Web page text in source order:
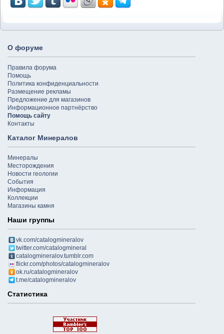
О форуме
Правила форума
Помощь
Политика конфиденциальности
Размещение рекламы
Предложение для магазинов
Информационное партнёрство
Помощь сайту
Контакты
Каталог Минералов
Минералы
Месторождения
Новости геологии
События
Информация
Коллекции
Магазины камня
Наши группы
vk.com/catalogmineralov
twitter.com/catalogmineral
catalogmineralov.tumblr.com
flickr.com/photos/catalogmineralov
ok.ru/catalogmineralov
t.me/catalogmineralov
Статистика